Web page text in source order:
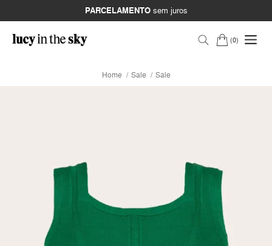
PARCELAMENTOsem juros
0
Home Sale Sale